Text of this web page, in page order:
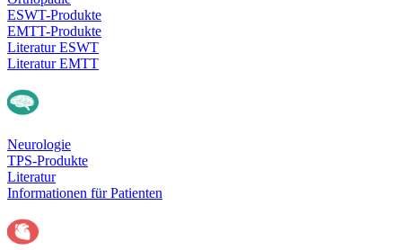
ESWT-Produkte
EMTT-Produkte
Literatur ESWT
Literatur EMTT
Neurologie
TPS-Produkte
Literatur
Informationen für Patienten